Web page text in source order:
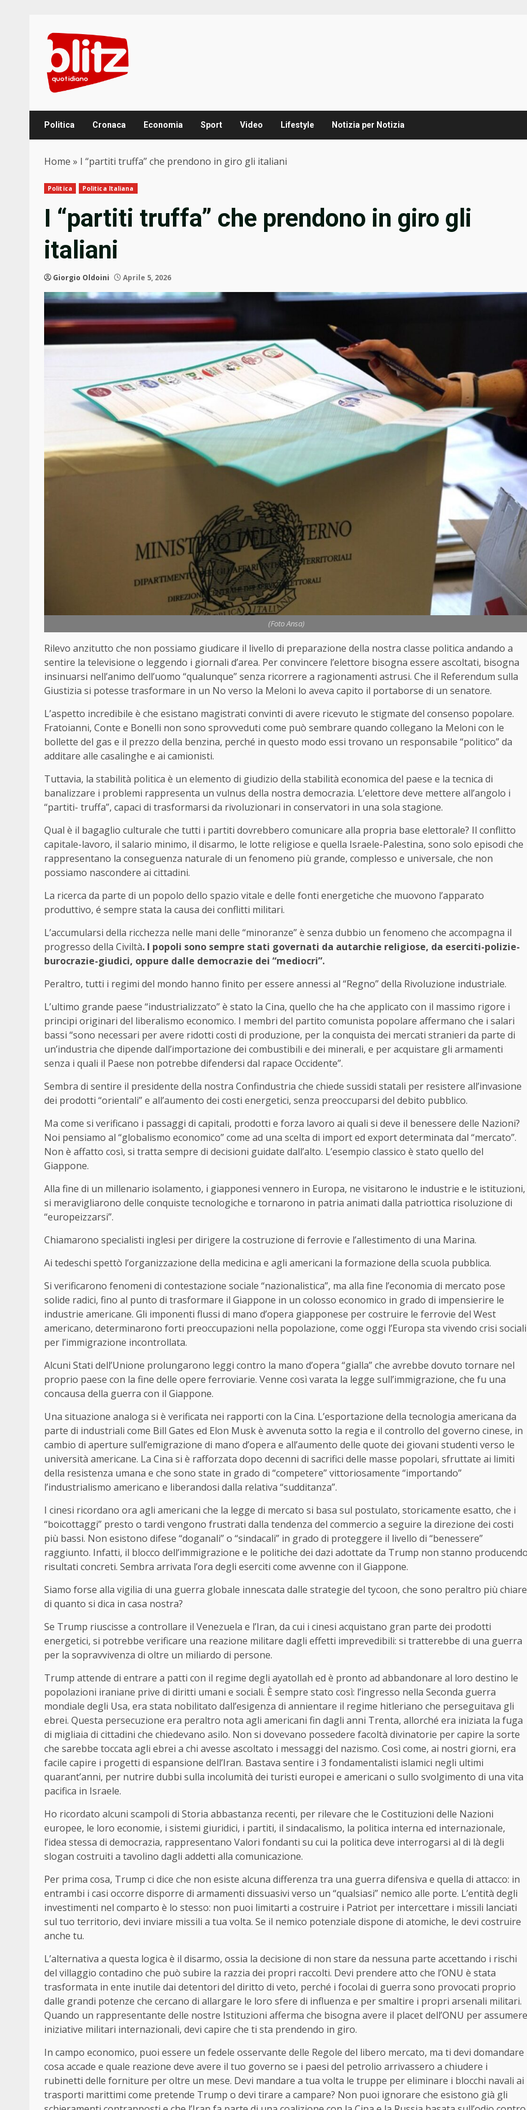
content
Politica Cronaca Economia Sport Video Lifestyle Notizia per Notizia
Home » I “partiti truffa” che prendono in giro gli italiani
Politica Politica Italiana
I “partiti truffa” che prendono in giro gli
italiani
Giorgio Oldoini Aprile 5, 2026
(Foto Ansa)
Rilevo anzitutto che non possiamo giudicare il livello di preparazione della nostra classe politica andando a
sentire la televisione o leggendo i giornali d’area. Per convincere l’elettore bisogna essere ascoltati, bisogna
insinuarsi nell’animo dell’uomo “qualunque” senza ricorrere a ragionamenti astrusi. Che il Referendum sulla
Giustizia si potesse trasformare in un No verso la Meloni lo aveva capito il portaborse di un senatore.
L’aspetto incredibile è che esistano magistrati convinti di avere ricevuto le stigmate del consenso popolare.
Fratoianni, Conte e Bonelli non sono sprovveduti come può sembrare quando collegano la Meloni con le
bollette del gas e il prezzo della benzina, perché in questo modo essi trovano un responsabile “politico” da
additare alle casalinghe e ai camionisti.
Tuttavia, la stabilità politica è un elemento di giudizio della stabilità economica del paese e la tecnica di
banalizzare i problemi rappresenta un vulnus della nostra democrazia. L’elettore deve mettere all’angolo i
“partiti- truffa”, capaci di trasformarsi da rivoluzionari in conservatori in una sola stagione.
Qual è il bagaglio culturale che tutti i partiti dovrebbero comunicare alla propria base elettorale? Il conflitto
capitale-lavoro, il salario minimo, il disarmo, le lotte religiose e quella Israele-Palestina, sono solo episodi che
rappresentano la conseguenza naturale di un fenomeno più grande, complesso e universale, che non
possiamo nascondere ai cittadini.
La ricerca da parte di un popolo dello spazio vitale e delle fonti energetiche che muovono l’apparato
produttivo, é sempre stata la causa dei conflitti militari.
L’accumularsi della ricchezza nelle mani delle “minoranze” è senza dubbio un fenomeno che accompagna il
progresso della Civiltà. I popoli sono sempre stati governati da autarchie religiose, da eserciti-polizie-
burocrazie-giudici, oppure dalle democrazie dei “mediocri”.
Peraltro, tutti i regimi del mondo hanno finito per essere annessi al “Regno” della Rivoluzione industriale.
L’ultimo grande paese “industrializzato” è stato la Cina, quello che ha che applicato con il massimo rigore i
principi originari del liberalismo economico. I membri del partito comunista popolare affermano che i salari
bassi “sono necessari per avere ridotti costi di produzione, per la conquista dei mercati stranieri da parte di
un’industria che dipende dall’importazione dei combustibili e dei minerali, e per acquistare gli armamenti
senza i quali il Paese non potrebbe difendersi dal rapace Occidente”.
Sembra di sentire il presidente della nostra Confindustria che chiede sussidi statali per resistere all’invasione
dei prodotti “orientali” e all’aumento dei costi energetici, senza preoccuparsi del debito pubblico.
Ma come si verificano i passaggi di capitali, prodotti e forza lavoro ai quali si deve il benessere delle Nazioni?
Noi pensiamo al “globalismo economico” come ad una scelta di import ed export determinata dal “mercato”.
Non è affatto così, si tratta sempre di decisioni guidate dall’alto. L’esempio classico è stato quello del
Giappone.
Alla fine di un millenario isolamento, i giapponesi vennero in Europa, ne visitarono le industrie e le istituzioni,
si meravigliarono delle conquiste tecnologiche e tornarono in patria animati dalla patriottica risoluzione di
“europeizzarsi”.
Chiamarono specialisti inglesi per dirigere la costruzione di ferrovie e l’allestimento di una Marina.
Ai tedeschi spettò l’organizzazione della medicina e agli americani la formazione della scuola pubblica.
Si verificarono fenomeni di contestazione sociale “nazionalistica”, ma alla fine l’economia di mercato pose
solide radici, fino al punto di trasformare il Giappone in un colosso economico in grado di impensierire le
industrie americane. Gli imponenti flussi di mano d’opera giapponese per costruire le ferrovie del West
americano, determinarono forti preoccupazioni nella popolazione, come oggi l’Europa sta vivendo crisi sociali
per l’immigrazione incontrollata.
Alcuni Stati dell’Unione prolungarono leggi contro la mano d’opera “gialla” che avrebbe dovuto tornare nel
proprio paese con la fine delle opere ferroviarie. Venne così varata la legge sull’immigrazione, che fu una
concausa della guerra con il Giappone.
Una situazione analoga si è verificata nei rapporti con la Cina. L’esportazione della tecnologia americana da
parte di industriali come Bill Gates ed Elon Musk è avvenuta sotto la regia e il controllo del governo cinese, in
cambio di aperture sull’emigrazione di mano d’opera e all’aumento delle quote dei giovani studenti verso le
università americane. La Cina si è rafforzata dopo decenni di sacrifici delle masse popolari, sfruttate ai limiti
della resistenza umana e che sono state in grado di “competere” vittoriosamente “importando”
l’industrialismo americano e liberandosi dalla relativa “sudditanza”.
I cinesi ricordano ora agli americani che la legge di mercato si basa sul postulato, storicamente esatto, che i
“boicottaggi” presto o tardi vengono frustrati dalla tendenza del commercio a seguire la direzione dei costi
più bassi. Non esistono difese “doganali” o “sindacali” in grado di proteggere il livello di “benessere”
raggiunto. Infatti, il blocco dell’immigrazione e le politiche dei dazi adottate da Trump non stanno
risultati concreti. Sembra arrivata l’ora degli eserciti come avvenne con il Giappone.
Siamo forse alla vigilia di una guerra globale innescata dalle strategie del tycoon, che sono peraltro più chiare
di quanto si dica in casa nostra?
Se Trump riuscisse a controllare il Venezuela e l’Iran, da cui i cinesi acquistano gran parte dei prodotti
energetici, si potrebbe verificare una reazione militare dagli effetti imprevedibili: si tratterebbe di una guerra
per la sopravvivenza di oltre un miliardo di persone.
Trump attende di entrare a patti con il regime degli ayatollah ed è pronto ad abbandonare al loro destino le
popolazioni iraniane prive di diritti umani e sociali. È sempre stato così: l’ingresso nella Seconda guerra
mondiale degli Usa, era stata nobilitato dall’esigenza di annientare il regime hitleriano che perseguitava gli
ebrei. Questa persecuzione era peraltro nota agli americani fin dagli anni Trenta, allorché era iniziata la fuga
di migliaia di cittadini che chiedevano asilo. Non si dovevano possedere facoltà divinatorie per capire la sorte
che sarebbe toccata agli ebrei a chi avesse ascoltato i messaggi del nazismo. Così come, ai nostri giorni, era
facile capire i progetti di espansione dell’Iran. Bastava sentire i 3 fondamentalisti islamici negli ultimi
quarant’anni, per nutrire dubbi sulla incolumità dei turisti europei e americani o sullo svolgimento di una vita
pacifica in Israele.
Ho ricordato alcuni scampoli di Storia abbastanza recenti, per rilevare che le Costituzioni delle Nazioni
europee, le loro economie, i sistemi giuridici, i partiti, il sindacalismo, la politica interna ed internazionale,
l’idea stessa di democrazia, rappresentano Valori fondanti su cui la politica deve interrogarsi al di là degli
slogan costruiti a tavolino dagli addetti alla comunicazione.
Per prima cosa, Trump ci dice che non esiste alcuna differenza tra una guerra difensiva e quella di attacco: in
entrambi i casi occorre disporre di armamenti dissuasivi verso un “qualsiasi” nemico alle porte. L’entità degli
investimenti nel comparto è lo stesso: non puoi limitarti a costruire i Patriot per intercettare i missili lanciati
sul tuo territorio, devi inviare missili a tua volta. Se il nemico potenziale dispone di atomiche, le devi costruire
anche tu.
L’alternativa a questa logica è il disarmo, ossia la decisione di non stare da nessuna parte accettando i rischi
del villaggio contadino che può subire la razzia dei propri raccolti. Devi prendere atto che l’ONU è stata
trasformata in ente inutile dai detentori del diritto di veto, perché i focolai di guerra sono provocati proprio
dalle grandi potenze che cercano di allargare le loro sfere di influenza e per smaltire i propri arsenali militari.
Quando un rappresentante delle nostre Istituzioni afferma che bisogna avere il placet dell’ONU per assumere
iniziative militari internazionali, devi capire che ti sta prendendo in giro.
In campo economico, puoi essere un fedele osservante delle Regole del libero mercato, ma ti devi domandare
cosa accade e quale reazione deve avere il tuo governo se i paesi del petrolio arrivassero a chiudere i
rubinetti delle forniture per oltre un mese. Devi mandare a tua volta le truppe per eliminare i blocchi navali ai
trasporti marittimi come pretende Trump o devi tirare a campare? Non puoi ignorare che esistono già gli